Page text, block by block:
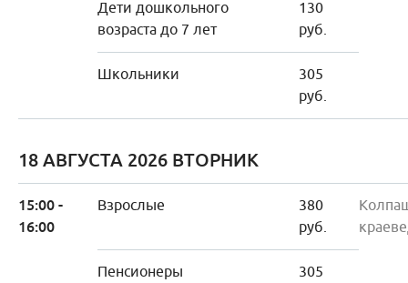
Дети дошкольного
возраста до 7 лет
130
руб.
Школьники
305
руб.
18 АВГУСТА 2026 ВТОРНИК
15:00 -
16:00
Взрослые
380
руб.
Пенсионеры
305